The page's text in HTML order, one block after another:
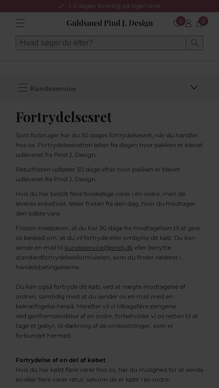
1-3 dages levering på lagervarer
0 0
Kundeservice
Fortrydelsesret
Som forbruger har du 30 dages fortrydelsesret, når du handler
hos os. Fortrydelsesretten løber fra dagen hvor pakken er blevet
udleveret fra Pind J. Design.
Returfristen udløber 30 dage efter hvor pakken er blevet
udleveret fra Pind J. Design.
Hvis du har bestilt flere forskellige varer i én ordre, men de
leveres enkeltvist, løber fristen fra den dag, hvor du modtager
den sidste vare.
Fristen indebærer, at du har 30 dage fra modtagelsen til at give
os besked om, at du vil fortryde eller ombytte dit køb. Du kan
sende en mail til kundeservice@pindj.dk eller benytte
standardfortrydelsesformularen, som du finder nederst i
handelsbetingelserne.
Du kan også fortryde dit køb, ved at nægte modtagelse af
ordren, samtidig med at du sender os en mail med en
bekræftigelse herpå. Herefter vil vi tilbageføre pengene.
Ved genfremsendelse af en ordre, forbeholder vi os retten til at
tage et gebyr, til dækning af de omkostninger, som er
forbundet hermed.
Fortrydelse af en del af købet
Hvis du har købt flere varer hos os, har du mulighed for at sende
én eller flere varer retur, selvom de er købt i én ordre.